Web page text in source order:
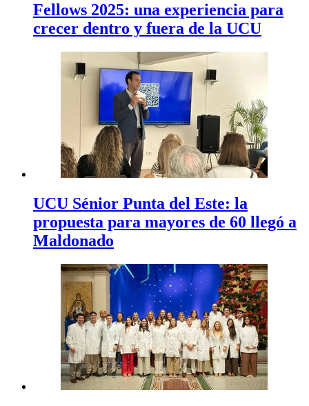
Fellows 2025: una experiencia para
crecer dentro y fuera de la UCU
UCU Sénior Punta del Este: la
propuesta para mayores de 60 llegó a
Maldonado